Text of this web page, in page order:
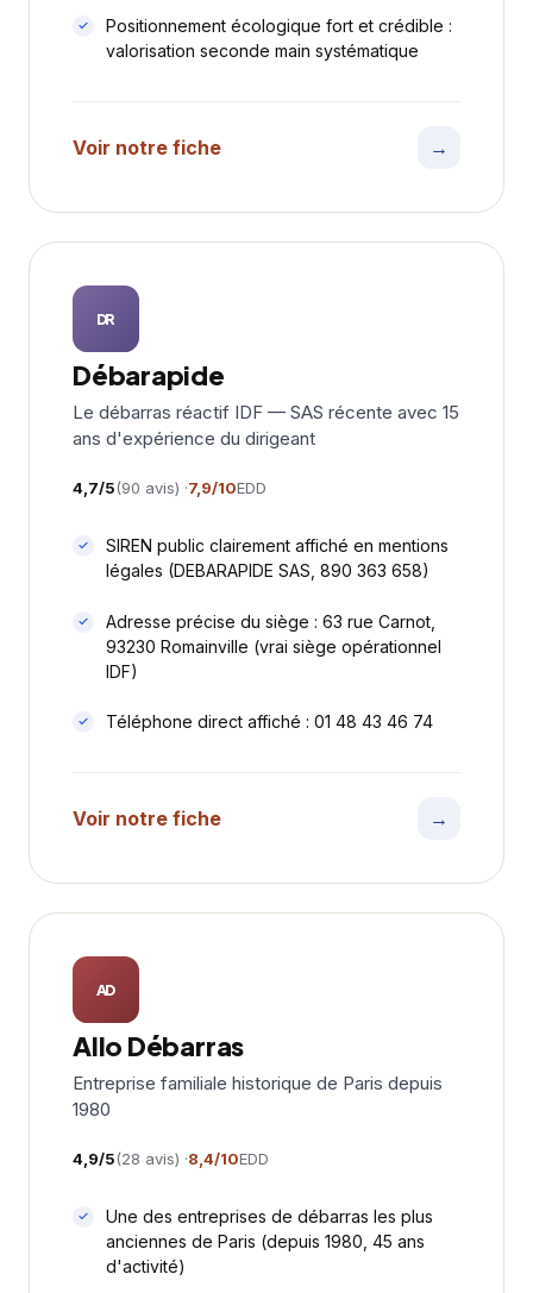
Positionnement écologique fort et crédible :
valorisation seconde main systématique
Voir notre fiche →
DR
Débarapide
Le débarras réactif IDF — SAS récente avec 15
ans d'expérience du dirigeant
4,7/5(90 avis) ·7,9/10EDD
SIREN public clairement affiché en mentions
légales (DEBARAPIDE SAS, 890 363 658)
Adresse précise du siège : 63 rue Carnot,
93230 Romainville (vrai siège opérationnel
IDF)
Téléphone direct affiché : 01 48 43 46 74
Voir notre fiche →
AD
Allo Débarras
Entreprise familiale historique de Paris depuis
1980
4,9/5(28 avis) ·8,4/10EDD
Une des entreprises de débarras les plus
anciennes de Paris (depuis 1980, 45 ans
d'activité)